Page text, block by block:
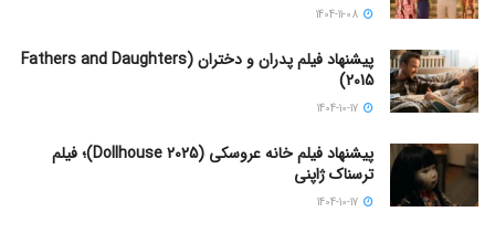
پیشنهاد فیلم پدران و دختران (Fathers and Daughters
2015)
پیشنهاد فیلم خانه عروسکی (Dollhouse 2025)؛ فیلم
ترسناک ژاپنی